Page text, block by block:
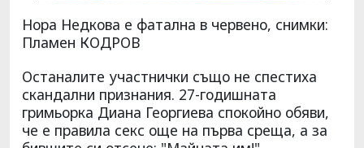
Нора Недкова е фатална в червено, снимки:
Пламен КОДРОВ
Останалите участнички също не спестиха
скандални признания. 27-годишната
гримьорка Диана Георгиева спокойно обяви,
че е правила секс още на първа среща, а за